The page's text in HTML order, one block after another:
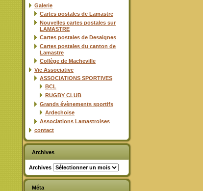
Galerie
Cartes postales de Lamastre
Nouvelles cartes postales sur
LAMASTRE
Cartes postales de Desaignes
Cartes postales du canton de
Lamastre
Collège de Macheville
Vie Associative
ASSOCIATIONS SPORTIVES
BCL
RUGBY CLUB
Grands évènements sportifs
Ardechoise
Associations Lamastroises
contact
Archives
Archives
Méta